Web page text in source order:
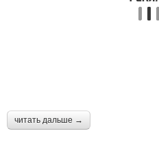
читать дальше →